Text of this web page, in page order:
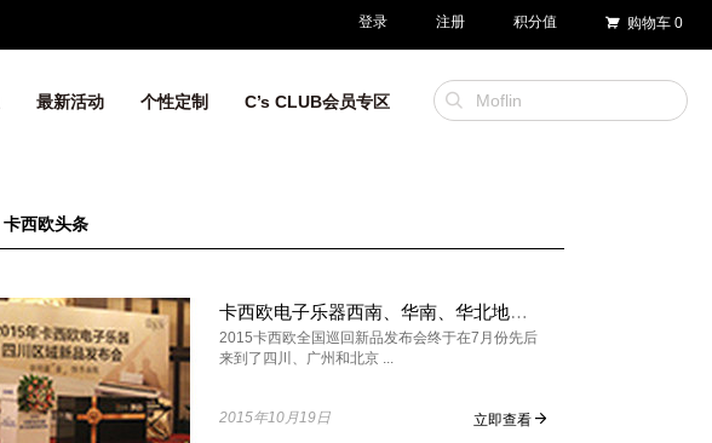
登录 注册 积分值 购物车 0
最新活动 个性定制 C’s CLUB会员专区
卡西欧头条
卡西欧电子乐器西南、华南、华北地区新品发布会 卡西欧电钢琴PX-160
2015卡西欧全国巡回新品发布会终于在7月份先后
来到了四川、广州和北京 ...
2015年10月19日 立即查看